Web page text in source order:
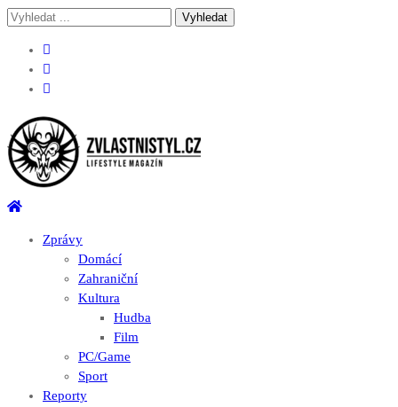
Skip
navigation
Skip
content
Vyhledávání
Zprávy
Domácí
Zahraniční
Kultura
Hudba
Film
PC/Game
Sport
Reporty